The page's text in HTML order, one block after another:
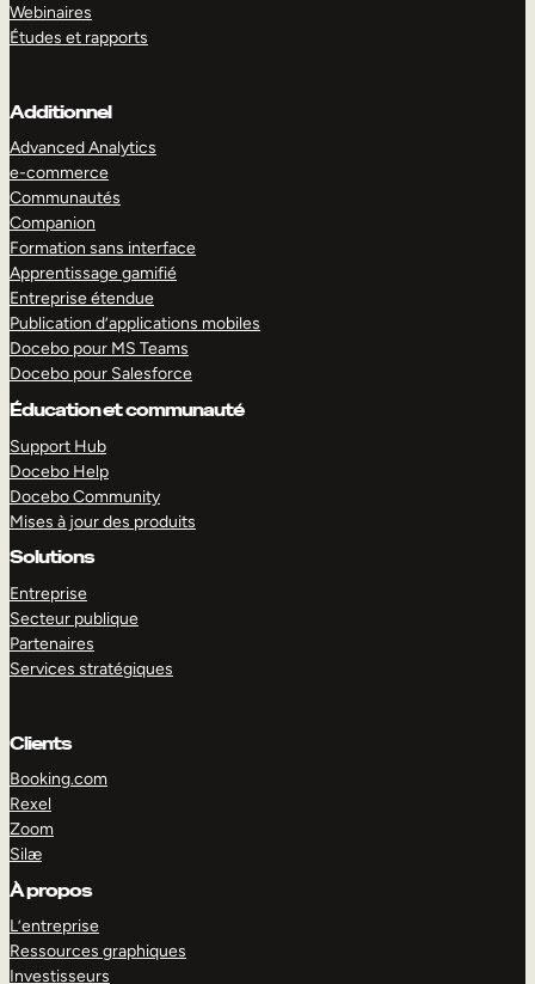
Webinaires
Études et rapports
Additionnel
Advanced Analytics
e-commerce
Communautés
Companion
Formation sans interface
Apprentissage gamifié
Entreprise étendue
Publication d’applications mobiles
Docebo pour MS Teams
Docebo pour Salesforce
Éducation et communauté
Support Hub
Docebo Help
Docebo Community
Mises à jour des produits
Solutions
Entreprise
Secteur publique
Partenaires
Services stratégiques
Clients
Booking.com
Rexel
Zoom
Silæ
À propos
L’entreprise
Ressources graphiques
Investisseurs